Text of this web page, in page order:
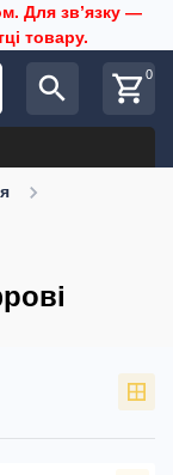
Для звʼязку —
товару.
search shopping_cart0